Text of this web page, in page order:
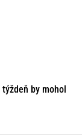
by mohol